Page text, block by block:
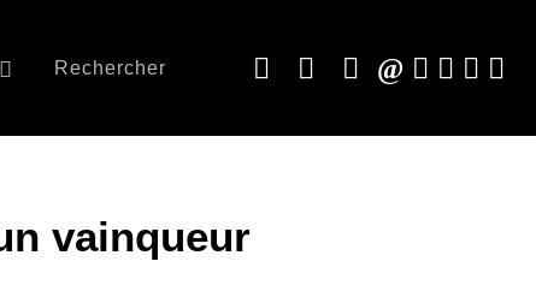
Rechercher
vainqueur